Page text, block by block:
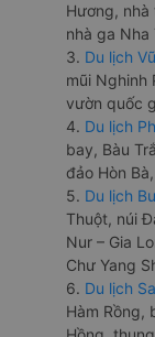
Hương, nhà
nhà ga Nha
3. Du lịch
mũi Nghinh
vườn quốc
4. Du lịch
bay, Bàu
đảo Hòn
5. Du lịch
Thuột, núi
Nur – Gia
Chư Yang
6. Du lịch
Hàm Rồng,